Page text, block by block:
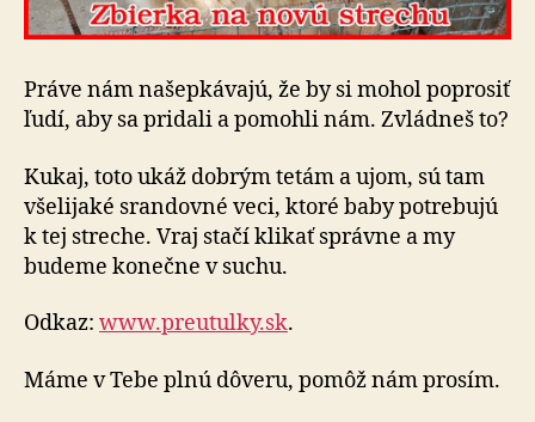
Práve nám našepkávajú, že by si mohol poprosiť
ľudí, aby sa pridali a pomohli nám. Zvládneš to?
Kukaj, toto ukáž dobrým tetám a ujom, sú tam
všelijaké srandovné veci, ktoré baby potrebujú
k tej streche. Vraj stačí klikať správne a my
budeme konečne v suchu.
Odkaz: www.preutulky.sk.
Máme v Tebe plnú dôveru, pomôž nám prosím.